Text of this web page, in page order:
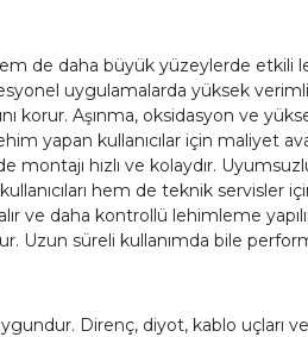
daha büyük yüzeylerde etkili
uygulamalarda yüksek
korur. Aşınma, oksidasyon ve
yapan kullanıcılar için maliyet
hızlı ve kolaydır.
hem de teknik servisler
ve daha kontrollü lehimleme
Uzun süreli kullanımda bile
Direnç, diyot, kablo uçları